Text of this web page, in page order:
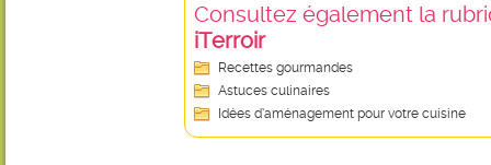
Consultez également la
iTerroir
Recettes gourmandes
Astuces culinaires
Idées d’aménagement pour votre cuisine